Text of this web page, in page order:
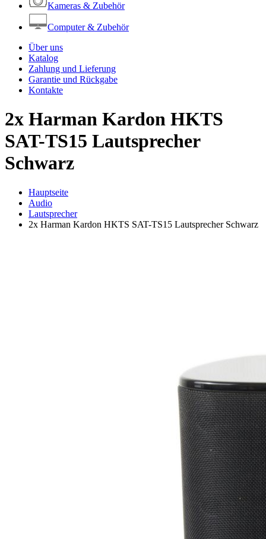
Kameras & Zubehör
Computer & Zubehör
Über uns
Katalog
Zahlung und Lieferung
Garantie und Rückgabe
Kontakte
2x Harman Kardon HKTS
SAT-TS15 Lautsprecher
Schwarz
Hauptseite
Audio
Lautsprecher
2x Harman Kardon HKTS SAT-TS15 Lautsprecher Schwarz